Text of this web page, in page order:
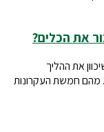
את הכלים?
את ההליך
מהם חמשת העקרונות